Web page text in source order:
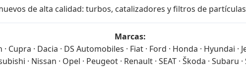
de alta calidad: turbos, catalizadores y filtros de
Marcas:
Cupra · Dacia · DS Automobiles · Fiat · Ford · Honda · Hyundai ·
· Nissan · Opel · Peugeot · Renault · SEAT · Škoda · Subaru